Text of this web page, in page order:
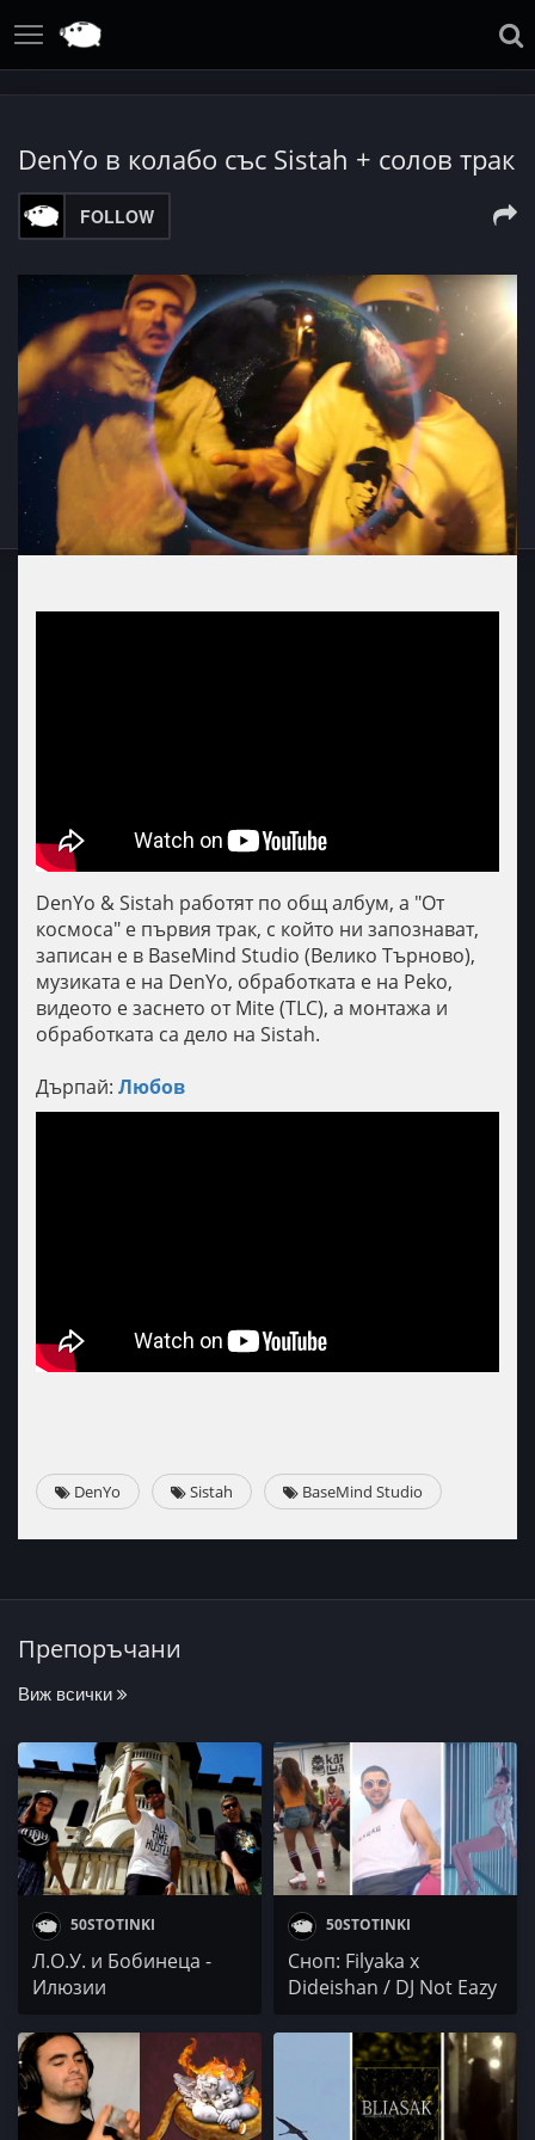
DenYo в колабо със Sistah + солов трак
FOLLOW
DenYo & Sistah работят по общ албум, а "От
космоса" е първия трак, с който ни запознават,
записан е в BaseMind Studio (Велико Търново),
музиката е на DenYo, обработката е на Peko,
видеото е заснето от Mite (TLC), а монтажа и
обработката са дело на Sistah.
Дърпай: Любов
DenYo Sistah BaseMind Studio
Препоръчани
Виж всички
50STOTINKI
Л.О.У. и Бобинеца -
Илюзии
50STOTINKI
Сноп: Filyaka x
Dideishan / DJ Not Eazy